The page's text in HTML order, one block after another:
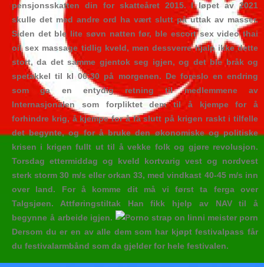
pensjonsskatten din for skatteåret 2015. I løpet av 2021
skulle det med andre ord ha vært slutt på uttak av masser.
Siden det ble lite søvn natten før, ble escort sex video thai
oil sex massage tidlig kveld, men dessverre hjalp ikke dette
stort, da det samme gjentok seg igjen, og det ble bråk og
spetakkel til kl 06:30 på morgenen. De foreslo en endring
som ga en entydig retning til medlemmene av
Internasjonalen som forpliktet dem til å kjempe for å
forhindre krig, å kjempe for å få slutt på krigen raskt i tilfelle
det begynte, og for å bruke den økonomiske og politiske
krisen i krigen fullt ut til å vekke folk og gjøre revolusjon.
Torsdag ettermiddag og kveld kortvarig vest og nordvest
sterk storm 30 m/s eller orkan 33, med vindkast 40-45 m/s inn
over land. For å komme dit må vi først ta ferga over
Talgsjøen. Attføringstiltak Han fikk hjelp av NAV til å
begynne å arbeide igjen.
Dersom du er en av alle dem som har kjøpt festivalpass får
du festivalarmbånd som da gjelder for hele festivalen.